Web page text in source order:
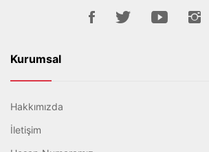
Kurumsal
Hakkımızda
İletişim